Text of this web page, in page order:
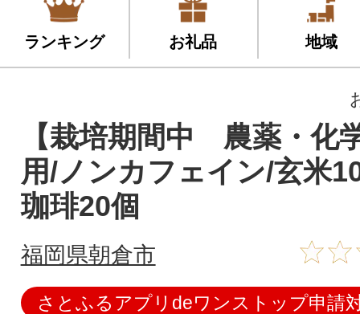
ランキング お礼品 地域
【栽培期間中 農薬・化
用/ノンカフェイン/玄米
珈琲20個
福岡県朝倉市
さとふるアプリdeワンストップ申請